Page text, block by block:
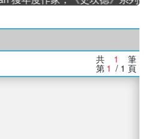
共 1 筆
第 1 / 1 頁